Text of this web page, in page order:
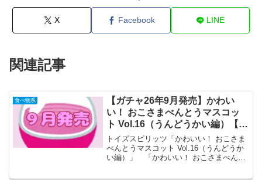
X Facebook LINE
関連記事
食べ物系
【ガチャ26年9月発売】かわい
い！ おこさまべんとうマスコッ
ト Vol.16（うんどうかい編）【ト
イズスピリッツ】
トイズスピリッツ「かわいい！ おこさま
べんとうマスコット Vol.16（うんどうか
い編）」 「かわいい！ おこさまべんと